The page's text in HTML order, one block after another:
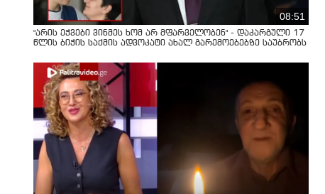
08:51
"არის ეჭვები ვინმეს ხომ არ მფარველობენ" - დაკარგული 17
წლის ბიჭის საქმის ადვოკატი ახალ გარემოებებზე საუბრობს